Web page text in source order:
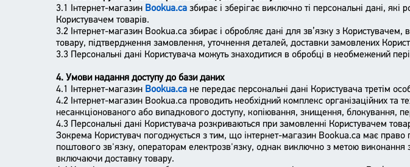
3.1 Інтернет-магазин Bookua.ca збирає і зберігає виключно ті персональні дані,
Користувачем товарів.
3.2 Інтернет-магазин Bookua.ca збирає і обробляє дані для зв’язку з
товару, підтвердження замовлення, уточнення деталей, доставки замовлених
3.3 Персональні дані Користувача можуть знаходитися в обробці в необмежений
4. Умови надання доступу до бази даних
4.1 Інтернет-магазин Bookua.ca не передає персональні дані Користувача третім
4.2 Інтернет-магазин Bookua.ca проводить необхідний комплекс організаційних та
несанкціонованого або випадкового доступу, копіювання, знищення, блокування,
4.3 Персональні дані Користувача розкриваються при замовленні Користувачем
Зокрема Користувач погоджується з тим, що інтернет-магазин Bookua.ca має
поштового зв'язку, операторам електрозв'язку, однак виключно з метою
включаючи доставку товару.